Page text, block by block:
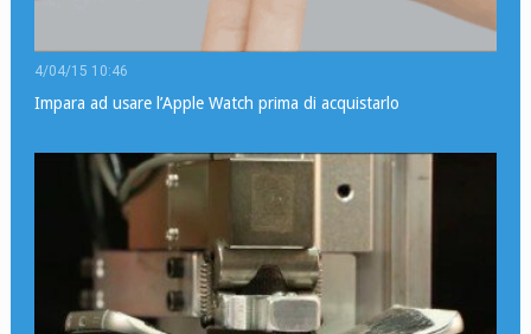
4/04/15 10:46
Impara ad usare l’Apple Watch prima di acquistarlo